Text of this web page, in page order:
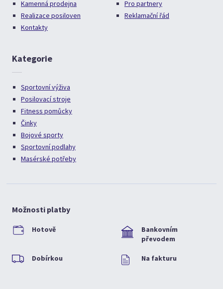
Kamenná prodejna
Realizace posiloven
Kontakty
Pro partnery
Reklamační řád
Kategorie
Sportovní výživa
Posilovací stroje
Fitness pomůcky
Činky
Bojové sporty
Sportovní podlahy
Masérské potřeby
Možnosti platby
Hotově
Bankovním
převodem
Dobírkou Na fakturu